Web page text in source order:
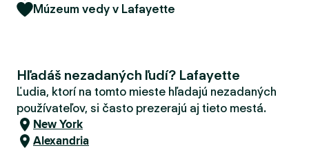
Múzeum vedy v Lafayette
Hľadáš nezadaných ľudí? Lafayette
Ľudia, ktorí na tomto mieste hľadajú nezadaných
používateľov, si často prezerajú aj tieto mestá.
New York
Alexandria